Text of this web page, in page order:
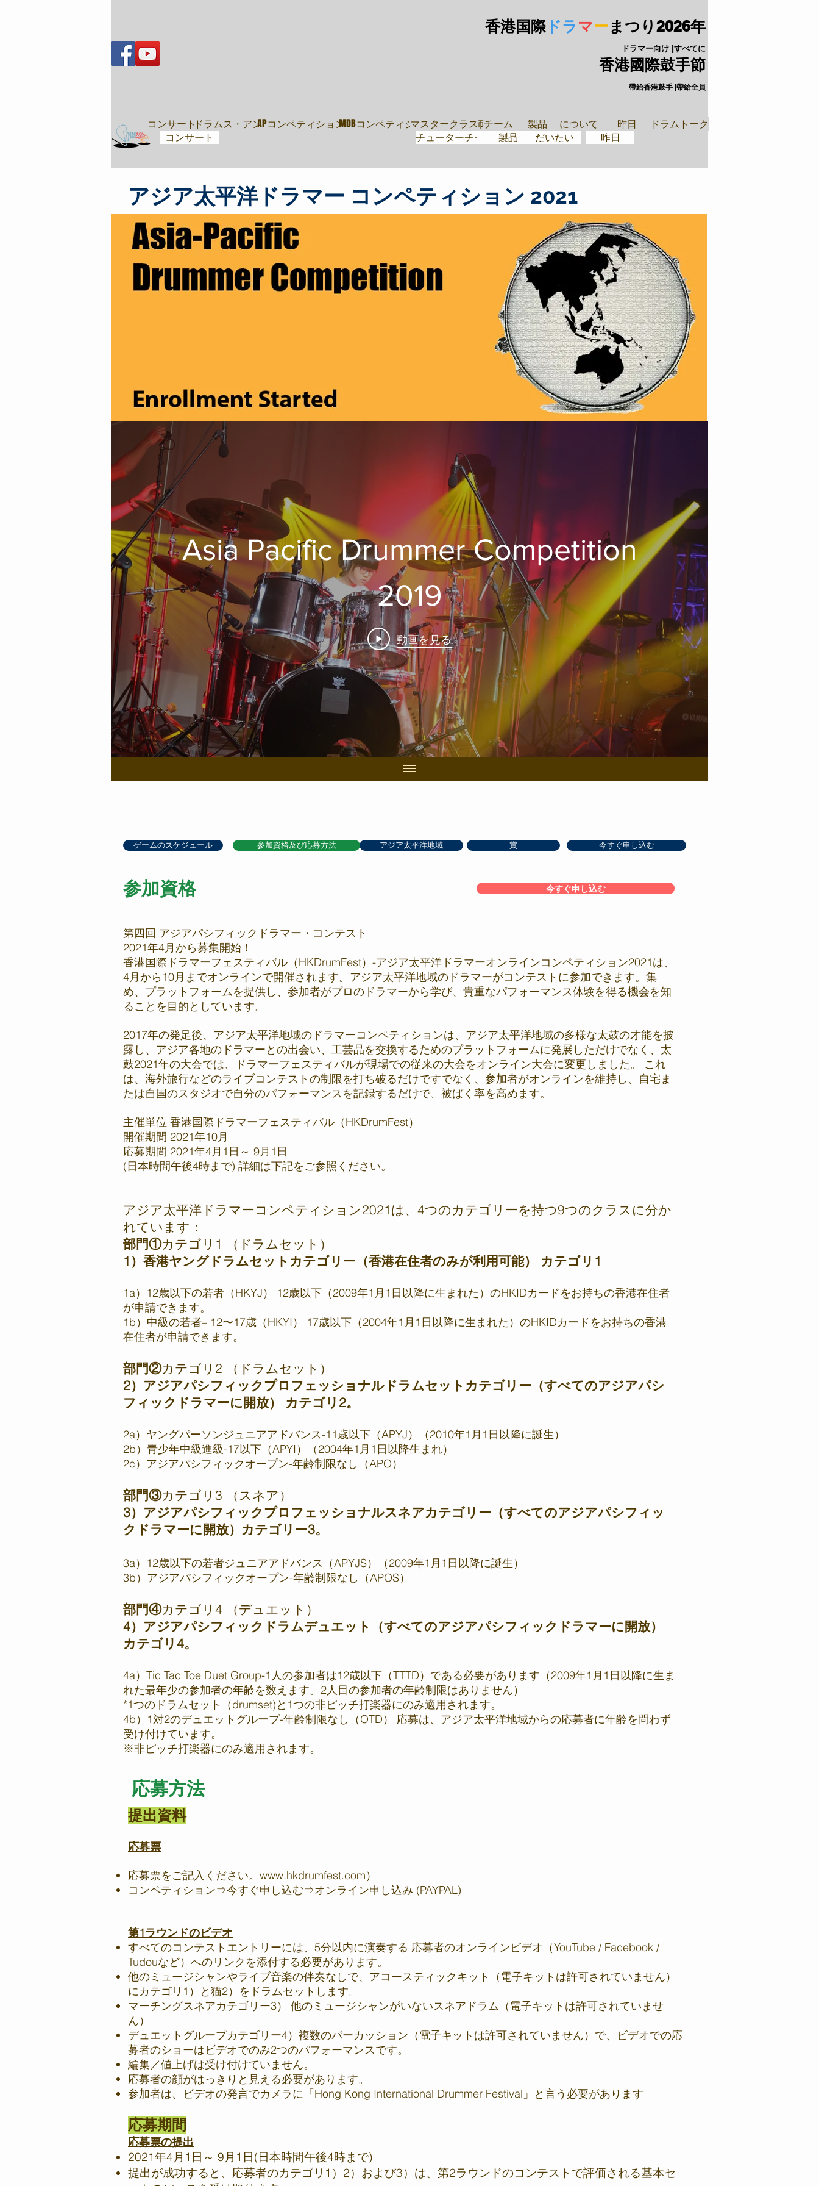
コンサート
音樂會
コンサート ドラムス・アンド・ムーブ
香港国際ドラ マーまつり 2026年
ドラマー向け |すべてに
香港國際鼓手節
帶給香港鼓手 |帶給全員
APコンペティション
チューターチーム
製品 だいたい 昨日
教師 導師團隊 鼓手裝備 閉ざされた
講師チーム 製品 について 昨日 ドラムトーク
MDBコンペティションマスタークラス
アジア太平洋ドラマー コンペティション 2021
Asia Pacific Drummer Competition
2019
動画を見る
ゲームのスケジュール 参加資格及び応募方法 アジア太平洋地域 賞 今すぐ申し込む
参加資格
第四回 アジアパシフィックドラマー・コンテスト
2021年4月から募集開始！
香港国際ドラマーフェスティバル（HKDrumFest）-アジア太平洋ドラマーオンラインコンペティション2021は、
4月から10月までオンラインで開催されます。アジア太平洋地域のドラマーがコンテストに参加できます。集
め、プラットフォームを提供し、参加者がプロのドラマーから学び、貴重なパフォーマンス体験を得る機会を知
ることを目的としています。
2017年の発足後、アジア太平洋地域のドラマーコンペティションは、アジア太平洋地域の多様な太鼓の才能を披
露し、アジア各地のドラマーとの出会い、工芸品を交換するためのプラットフォームに発展しただけでなく、太
鼓2021年の大会では、ドラマーフェスティバルが現場での従来の大会をオンライン大会に変更しました。 これ
は、海外旅行などのライブコンテストの制限を打ち破るだけですでなく、参加者がオンラインを維持し、自宅ま
たは自国のスタジオで自分のパフォーマンスを記録するだけで、被ばく率を高めます。
主催単位 香港国際ドラマーフェスティバル（HKDrumFest）
開催期間 2021年10月
応募期間 2021年4月1日～ 9月1日
(日本時間午後4時まで) 詳細は下記をご参照ください。
アジア太平洋ドラマーコンペティション2021は、4つのカテゴリーを持つ9つのクラスに分か
れています：
部門①カテゴリ1 （ドラムセット）
1）香港ヤングドラムセットカテゴリー（香港在住者のみが利用可能） カテゴリ1
1a）12歳以下の若者（HKYJ） 12歳以下（2009年1月1日以降に生まれた）のHKIDカードをお持ちの香港在住者
が申請できます。
1b）中級の若者– 12〜17歳（HKYI） 17歳以下（2004年1月1日以降に生まれた）のHKIDカードをお持ちの香港
在住者が申請できます。
部門②カテゴリ2 （ドラムセット）
2）アジアパシフィックプロフェッショナルドラムセットカテゴリー（すべてのアジアパシ
フィックドラマーに開放） カテゴリ2。
2a）ヤングパーソンジュニアアドバンス-11歳以下（APYJ）（2010年1月1日以降に誕生）
2b）青少年中級進級-17以下（APYI）（2004年1月1日以降生まれ）
2c）アジアパシフィックオープン-年齢制限なし（APO）
部門③カテゴリ3 （スネア）
3）アジアパシフィックプロフェッショナルスネアカテゴリー（すべてのアジアパシフィッ
クドラマーに開放）カテゴリー3。
3a）12歳以下の若者ジュニアアドバンス（APYJS）（2009年1月1日以降に誕生）
3b）アジアパシフィックオープン-年齢制限なし（APOS）
部門④カテゴリ4 （デュエット）
4）アジアパシフィックドラムデュエット（すべてのアジアパシフィックドラマーに開放）
カテゴリ4。
4a）Tic Tac Toe Duet Group-1人の参加者は12歳以下（TTTD）である必要があります（2009年1月1日以降に生ま
れた最年少の参加者の年齢を数えます。2人目の参加者の年齢制限はありません）
*1つのドラムセット（drumset)と1つの非ピッチ打楽器にのみ適用されます。
4b）1対2のデュエットグループ-年齢制限なし（OTD） 応募は、アジア太平洋地域からの応募者に年齢を問わず
受け付けています。
※非ピッチ打楽器にのみ適用されます。
今すぐ申し込む
応募方法
提出資料
応募票
応募票をご記入ください。 www.hkdrumfest.com）
コンペティション⇒今すぐ申し込む⇒オンライン申し込み (PAYPAL)
第1ラウンドのビデオ
すべてのコンテストエントリーには、5分以内に演奏する 応募者のオンラインビデオ（YouTube / Facebook /
Tudouなど）へのリンクを添付する必要があります。
他のミュージシャンやライブ音楽の伴奏なしで、アコースティックキット（電子キットは許可されていません）
にカテゴリ1）と猫2）をドラムセットします。
マーチングスネアカテゴリー3） 他のミュージシャンがいないスネアドラム（電子キットは許可されていませ
ん）
デュエットグループカテゴリー4）複数のパーカッション（電子キットは許可されていません）で、ビデオでの応
募者のショーはビデオでのみ2つのパフォーマンスです。
編集／値上げは受け付けていません。
応募者の顔がはっきりと見える必要があります。
参加者は、ビデオの発言でカメラに「Hong Kong International Drummer Festival」と言う必要があります
応募期間
応募票の提出
2021年4月1日～ 9月1日(日本時間午後4時まで)
提出が成功すると、応募者のカテゴリ1）2）および3）は、第2ラウンドのコンテストで評価される基本セ